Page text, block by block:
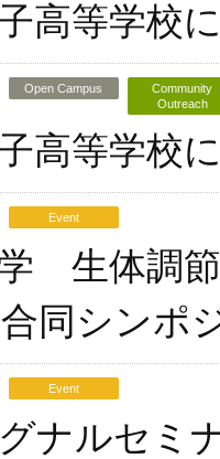
高等学校
Open Campus
Community
Outreach
高等学校
Event
生体調
同シンポ
Event
ナルセミ